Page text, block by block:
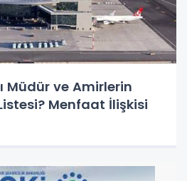
Müdür ve Amirlerin
Menfaat İlişkisi